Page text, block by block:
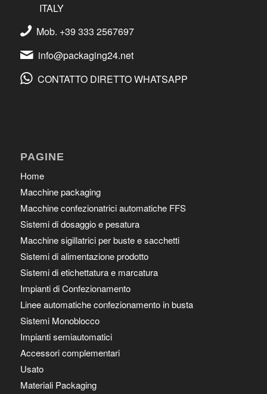
ITALY
Mob. +39 333 2567697
info@packaging24.net
CONTATTO DIRETTO WHATSAPP
PAGINE
Home
Macchine packaging
Macchine confezionatrici automatiche FFS
Sistemi di dosaggio e pesatura
Macchine sigillatrici per buste e sacchetti
Sistemi di alimentazione prodotto
Sistemi di etichettatura e marcatura
Impianti di Confezionamento
Linee automatiche confezionamento in busta
Sistemi Monoblocco
Impianti semiautomatici
Accessori complementari
Usato
Materiali Packaging